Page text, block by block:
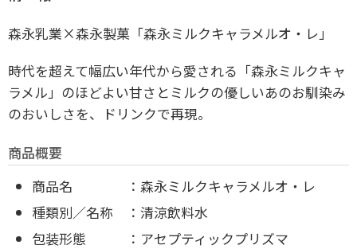
森永乳業×森永製菓「森永ミルクキャラメルオ・レ」
時代を超えて幅広い年代から愛される「森永ミルクキャ
ラメル」のほどよい甘さとミルクの優しいあのお馴染み
のおいしさを、ドリンクで再現。
商品概要
商品名 ：森永ミルクキャラメルオ・レ
種類別／名称 ：清涼飲料水
包装形態 ：アセプティックプリズマ